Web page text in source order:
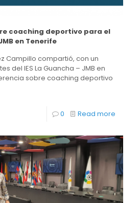
coaching deportivo para el
en Tenerife
Campillo compartió, con un
del IES La Guancha – JMB en
sobre coaching deportivo
0 Read more